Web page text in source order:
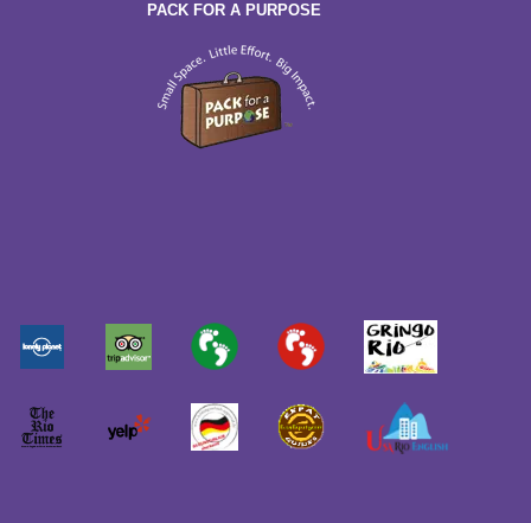
PACK FOR A PURPOSE